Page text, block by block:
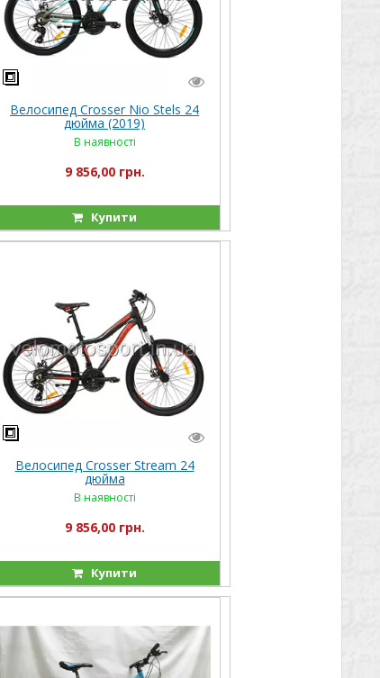
Велосипед Crosser Nio Stels 24
дюйма (2019)
В наявності
9 856,00 грн.
Купити
Велосипед Crosser Stream 24
дюйма
В наявності
9 856,00 грн.
Купити